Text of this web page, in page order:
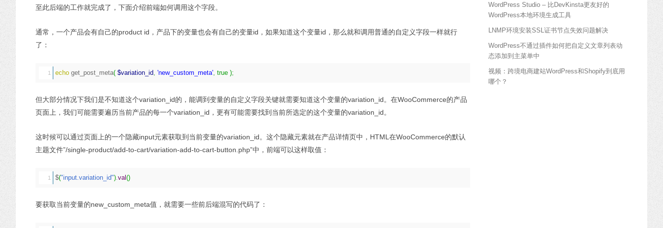
至此后端的工作就完成了，下面介绍前端如何调用这个字段。
通常，一个产品会有自己的product id，产品下的变量也会有自己的变量id，如果知道这个变量id，那么就和调用普通的自定义字段一样就行
了：
echo get_post_meta( $variation_id, 'new_custom_meta', true );
但大部分情况下我们是不知道这个variation_id的，能调到变量的自定义字段关键就需要知道这个变量的variation_id。在WooCommerce的产品
页面上，我们可能需要遍历当前产品的每一个variation_id，更有可能需要找到当前所选定的这个变量的variation_id。
这时候可以通过页面上的一个隐藏input元素获取到当前变量的variation_id。这个隐藏元素就在产品详情页中，HTML在WooCommerce的默认
主题文件”/single-product/add-to-cart/variation-add-to-cart-button.php”中，前端可以这样取值：
$("input.variation_id").val()
要获取当前变量的new_custom_meta值，就需要一些前后端混写的代码了：
WordPress Studio – 比DevKinsta更友好的
WordPress本地环境生成工具
LNMP环境安装SSL证书节点失效问题解决
WordPress不通过插件如何把自定义文章列表动
态添加到主菜单中
视频：跨境电商建站WordPress和Shopify到底用
哪个？